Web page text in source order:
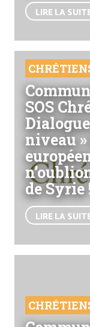
LIRE LA
SOS
niveau
de Syrie
LIRE LA